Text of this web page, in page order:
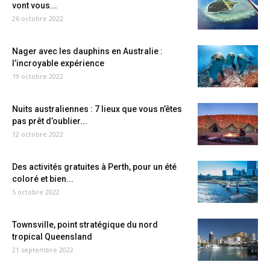
vont vous...
26 octobre 2022
Nager avec les dauphins en Australie :
l’incroyable expérience
19 octobre 2022
Nuits australiennes : 7 lieux que vous n’êtes
pas prêt d’oublier...
12 octobre 2022
Des activités gratuites à Perth, pour un été
coloré et bien...
5 octobre 2022
Townsville, point stratégique du nord
tropical Queensland
21 septembre 2022